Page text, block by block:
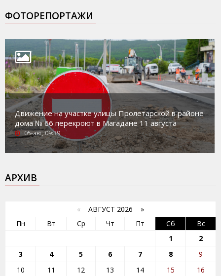
ФОТОРЕПОРТАЖИ
Движение на участке улицы Пролетарской в районе
дома № 66 перекроют в Магадане 11 августа
05-авг, 09:39
АРХИВ
« АВГУСТ 2026 »
Пн
Вт Ср Чт Пт Сб
Вс
1
2
3
4 5 6 7 8
9
10
11 12 13 14 15
16